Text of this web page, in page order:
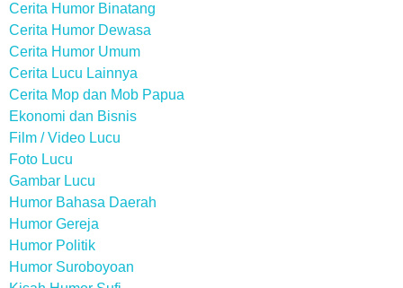
Cerita Humor Binatang
Cerita Humor Dewasa
Cerita Humor Umum
Cerita Lucu Lainnya
Cerita Mop dan Mob Papua
Ekonomi dan Bisnis
Film / Video Lucu
Foto Lucu
Gambar Lucu
Humor Bahasa Daerah
Humor Gereja
Humor Politik
Humor Suroboyoan